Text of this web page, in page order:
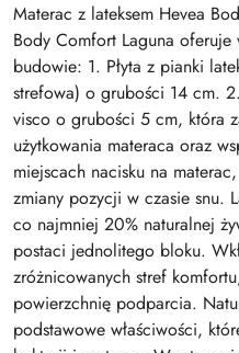
Materac z lateksem Hevea
Body Comfort Laguna
budowie: 1. Płyta z pianki
strefowa) o grubości 14 cm.
visco o grubości 5 cm, która
użytkowania materaca oraz
miejscach nacisku na
zmiany pozycji w czasie snu.
co najmniej 20% naturalnej
postaci jednolitego bloku.
zróżnicowanych stref
powierzchnię podparcia.
podstawowe właściwości,